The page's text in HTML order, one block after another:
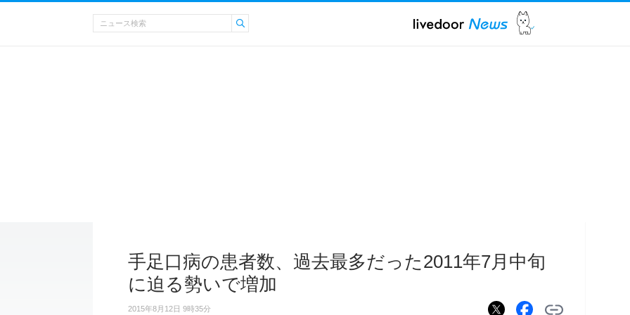
手足口病の患者数、過去最多だった2011年7月中旬
に迫る勢いで増加
2015年8月12日 9時35分